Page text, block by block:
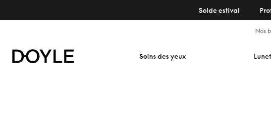
Solde estival
Nos
Soins des yeux